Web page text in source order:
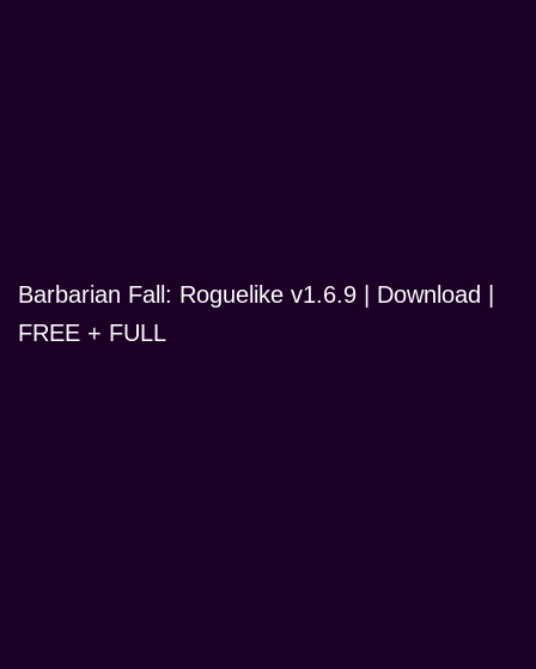
Barbarian Fall: Roguelike v1.6.9 | Download |
FREE + FULL